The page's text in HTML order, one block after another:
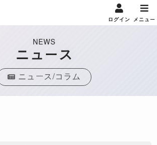
ログイン メニュー
NEWS
ニュース
ニュース/コラム